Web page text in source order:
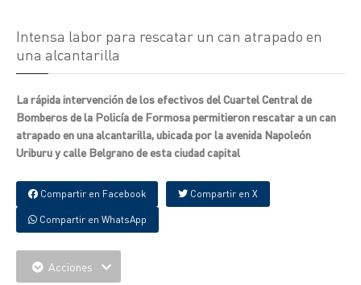
Intensa labor para rescatar un can atrapado en
una alcantarilla
La rápida intervención de los efectivos del Cuartel Central de
Bomberos de la Policía de Formosa permitieron rescatar a un can
atrapado en una alcantarilla, ubicada por la avenida Napoleón
Uriburu y calle Belgrano de esta ciudad capital
Compartir en Facebook Compartir en X
Compartir en WhatsApp
Acciones